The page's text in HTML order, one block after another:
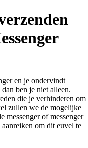
en je ondervindt
ben je niet alleen.
die je verhinderen om
zullen we de mogelijke
messenger of messenger
om dit euvel te